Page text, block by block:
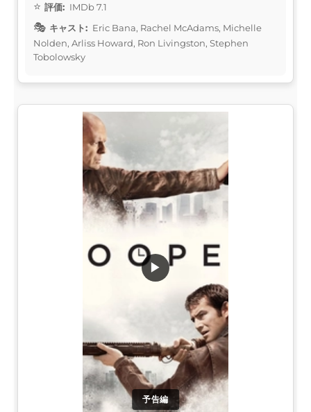
評価: IMDb 7.1
キャスト: Eric Bana, Rachel McAdams, Michelle
Nolden, Arliss Howard, Ron Livingston, Stephen
Tobolowsky
予告編
▶